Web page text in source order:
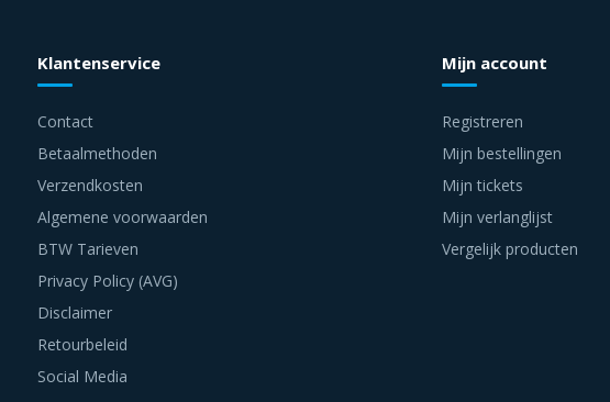
Klantenservice
Contact
Betaalmethoden
Verzendkosten
Algemene voorwaarden
BTW Tarieven
Privacy Policy (AVG)
Disclaimer
Retourbeleid
Social Media
Mijn account
Registreren
Mijn bestellingen
Mijn tickets
Mijn verlanglijst
Vergelijk producten